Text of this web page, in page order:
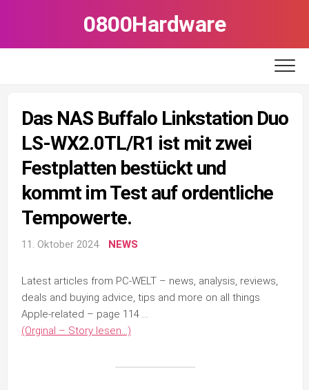
0800Hardware
Das NAS Buffalo Linkstation Duo
LS-WX2.0TL/R1 ist mit zwei
Festplatten bestückt und
kommt im Test auf ordentliche
Tempowerte.
11. Oktober 2024 NEWS
Latest articles from PC-WELT – news, analysis, reviews,
deals and buying advice, tips and more on all things
Apple-related – page 114 …
(Orginal – Story lesen…)